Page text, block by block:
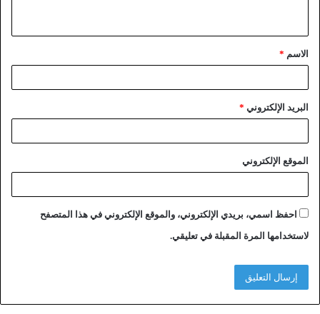
الاسم *
البريد الإلكتروني *
الموقع الإلكتروني
احفظ اسمي، بريدي الإلكتروني، والموقع الإلكتروني في هذا المتصفح
لاستخدامها المرة المقبلة في تعليقي.